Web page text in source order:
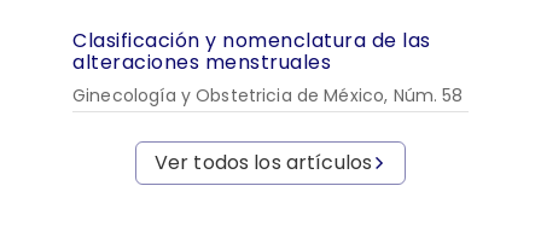
Clasificación y nomenclatura de las
alteraciones menstruales
Ginecología y Obstetricia de México, Núm. 58
Ver todos los artículos